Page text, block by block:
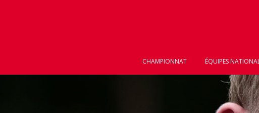
CHAMPIONNAT ÉQUIPES